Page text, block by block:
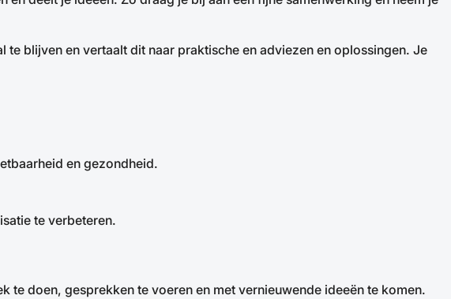
blijven en vertaalt dit naar praktische en adviezen en oplossingen. Je
en gezondheid.
te verbeteren.
doen, gesprekken te voeren en met vernieuwende ideeën te komen.